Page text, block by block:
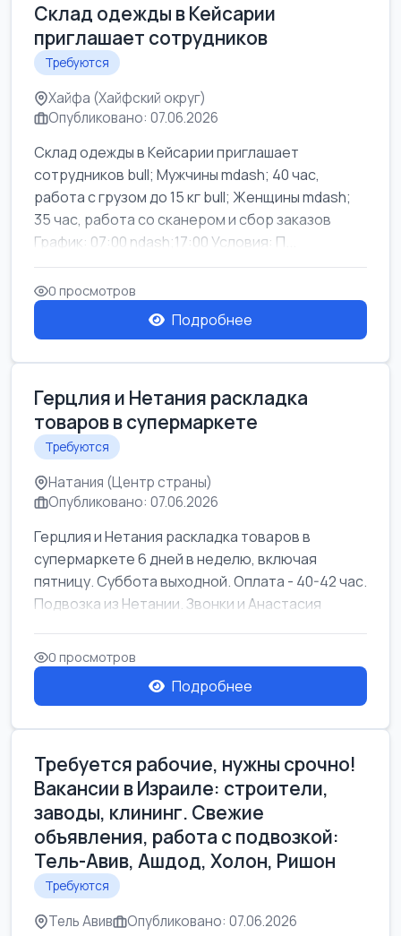
Склад одежды в Кейсарии
приглашает сотрудников
Требуются
Хайфа (Хайфский округ)
Опубликовано: 07.06.2026
Склад одежды в Кейсарии приглашает
сотрудников bull; Мужчины mdash; 40 час,
работа с грузом до 15 кг bull; Женщины mdash;
35 час, работа со сканером и сбор заказов
График: 07:00 ndash;17:00 Условия: П...
0 просмотров
Подробнее
Герцлия и Нетания раскладка
товаров в супермаркете
Требуются
Натания (Центр страны)
Опубликовано: 07.06.2026
Герцлия и Нетания раскладка товаров в
супермаркете 6 дней в неделю, включая
пятницу. Суббота выходной. Оплата - 40-42 час.
Подвозка из Нетании. Звонки и Анастасия
0 просмотров
Подробнее
Требуется рабочие, нужны срочно!
Вакансии в Израиле: строители,
заводы, клининг. Свежие
объявления, работа с подвозкой:
Тель-Авив, Ашдод, Холон, Ришон
Требуются
Тель Авив Опубликовано: 07.06.2026